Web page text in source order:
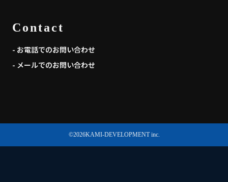
Contact
- お電話でのお問い合わせ
- メールでのお問い合わせ
©2026KAMI-DEVELOPMENT inc.